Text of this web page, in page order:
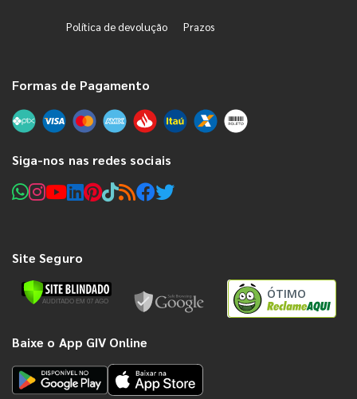
Política de devolução Prazos
Formas de Pagamento
Siga-nos nas redes sociais
Site Seguro
ÓTIMO
Baixe o App GIV Online